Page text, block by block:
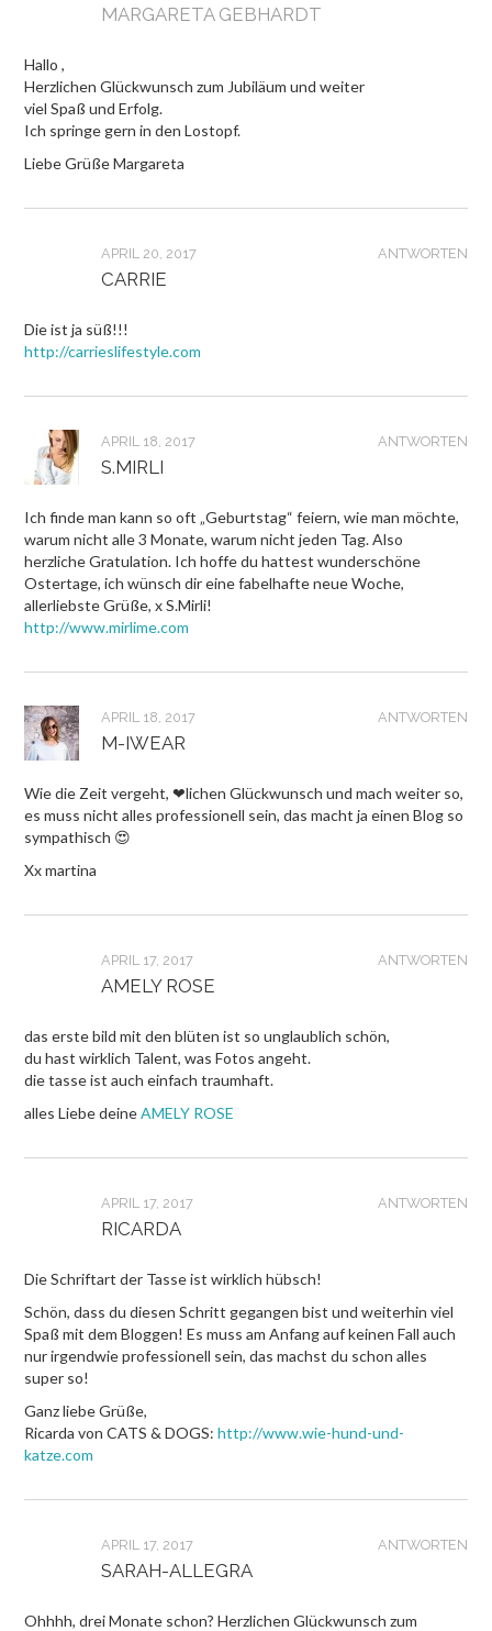
MARGARETA GEBHARDT
Hallo ,
Herzlichen Glückwunsch zum Jubiläum und weiter
viel Spaß und Erfolg.
Ich springe gern in den Lostopf.
Liebe Grüße Margareta
ANTWORTEN
APRIL 20, 2017
CARRIE
Die ist ja süß!!!
http://carrieslifestyle.com
ANTWORTEN
APRIL 18, 2017
S.MIRLI
Ich finde man kann so oft „Geburtstag“ feiern, wie man möchte,
warum nicht alle 3 Monate, warum nicht jeden Tag. Also
herzliche Gratulation. Ich hoffe du hattest wunderschöne
Ostertage, ich wünsch dir eine fabelhafte neue Woche,
allerliebste Grüße, x S.Mirli!
http://www.mirlime.com
ANTWORTEN
APRIL 18, 2017
M-IWEAR
Wie die Zeit vergeht, ❤lichen Glückwunsch und mach weiter so,
es muss nicht alles professionell sein, das macht ja einen Blog so
sympathisch 😍
Xx martina
ANTWORTEN
APRIL 17, 2017
AMELY ROSE
das erste bild mit den blüten ist so unglaublich schön,
du hast wirklich Talent, was Fotos angeht.
die tasse ist auch einfach traumhaft.
alles Liebe deineAMELY ROSE
ANTWORTEN
APRIL 17, 2017
RICARDA
Die Schriftart der Tasse ist wirklich hübsch!
Schön, dass du diesen Schritt gegangen bist und weiterhin viel
Spaß mit dem Bloggen! Es muss am Anfang auf keinen Fall auch
nur irgendwie professionell sein, das machst du schon alles
super so!
Ganz liebe Grüße,
Ricarda von CATS & DOGS:http://www.wie-hund-und-
katze.com
ANTWORTEN
APRIL 17, 2017
SARAH-ALLEGRA
Ohhhh, drei Monate schon? Herzlichen Glückwunsch zum